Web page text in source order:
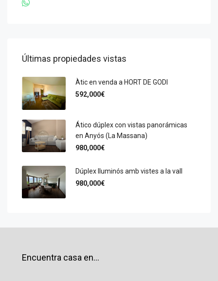
Últimas propiedades vistas
Àtic en venda a HORT DE GODI
592,000€
Ático dúplex con vistas panorámicas
en Anyós (La Massana)
980,000€
Dúplex lluminós amb vistes a la vall
980,000€
Encuentra casa en…